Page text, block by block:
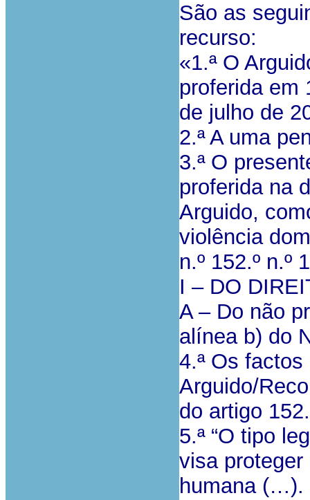
São as
recurso:
«1.ª O
proferida em
de julho de
2.ª A uma
3.ª O
proferida na
Arguido,
violência
n.º 152.º n.º
I – DO
A – Do não
alínea b) do
4.ª Os
Arguido/
do artigo
5.ª “O tipo
visa
humana (…).